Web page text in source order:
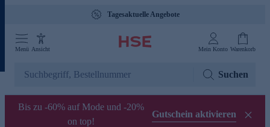
Tagesaktuelle Angebote
Menü Ansicht Mein Konto Warenkorb
Suchen
Bis zu -60% auf Mode und -20%
on top!
Gutschein aktivieren